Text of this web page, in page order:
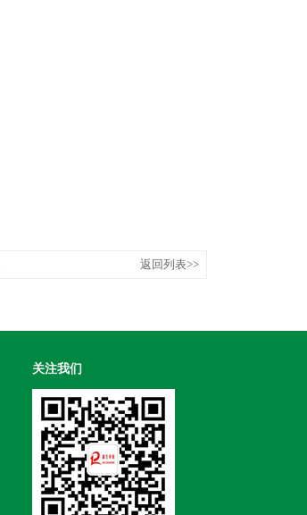
返回列表>>
关注我们